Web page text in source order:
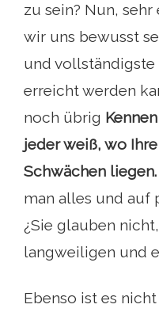
zu sein? Nun, sehr
wir uns bewusst
und
erreicht werden
noch übrig
jeder weiß, wo
Schwächen liegen.
man alles und auf
¿Sie glauben
langweiligen und
Ebenso ist es